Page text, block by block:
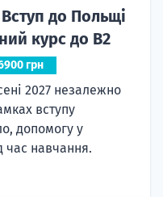
до Польщі
курс до B2
грн
2027 незалежно
вступу
допомогу у
час навчання.